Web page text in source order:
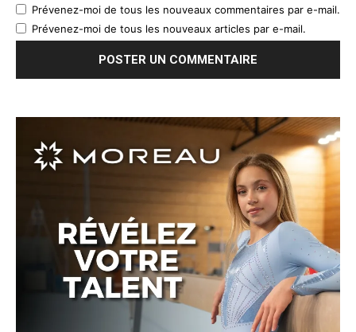
Prévenez-moi de tous les nouveaux commentaires par e-mail.
Prévenez-moi de tous les nouveaux articles par e-mail.